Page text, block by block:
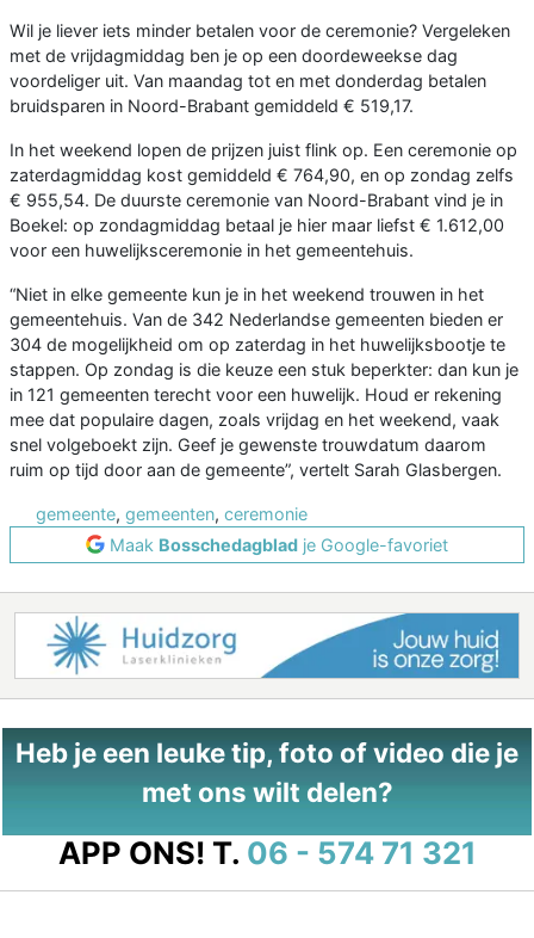
Wil je liever iets minder betalen voor de ceremonie? Vergeleken
met de vrijdagmiddag ben je op een doordeweekse dag
voordeliger uit. Van maandag tot en met donderdag betalen
bruidsparen in Noord-Brabant gemiddeld € 519,17.
In het weekend lopen de prijzen juist flink op. Een ceremonie op
zaterdagmiddag kost gemiddeld € 764,90, en op zondag zelfs
€ 955,54. De duurste ceremonie van Noord-Brabant vind je in
Boekel: op zondagmiddag betaal je hier maar liefst € 1.612,00
voor een huwelijksceremonie in het gemeentehuis.
“Niet in elke gemeente kun je in het weekend trouwen in het
gemeentehuis. Van de 342 Nederlandse gemeenten bieden er
304 de mogelijkheid om op zaterdag in het huwelijksbootje te
stappen. Op zondag is die keuze een stuk beperkter: dan kun je
in 121 gemeenten terecht voor een huwelijk. Houd er rekening
mee dat populaire dagen, zoals vrijdag en het weekend, vaak
snel volgeboekt zijn. Geef je gewenste trouwdatum daarom
ruim op tijd door aan de gemeente”, vertelt Sarah Glasbergen.
gemeente, gemeenten, ceremonie
Maak Bosschedagblad je Google-favoriet
Heb je een leuke tip, foto of video die je
met ons wilt delen?
APP ONS! T. 06 - 574 71 321